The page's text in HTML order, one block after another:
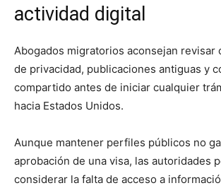
actividad digital
Abogados migratorios aconsejan revisar
de privacidad, publicaciones antiguas y
compartido antes de iniciar cualquier
hacia Estados Unidos.
Aunque mantener perfiles públicos no
aprobación de una visa, las autoridades
considerar la falta de acceso a